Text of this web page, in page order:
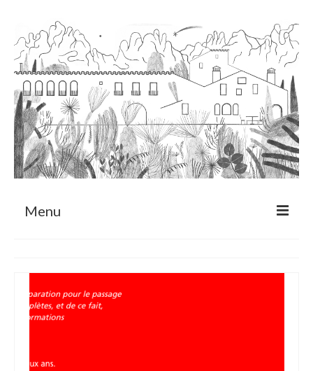
Menu
Programa de Residència
CRUCERO
Arxiu